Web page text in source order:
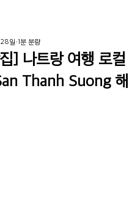
] 나트랑 여행 로컬
Thanh Suong 해
일 1분 분량